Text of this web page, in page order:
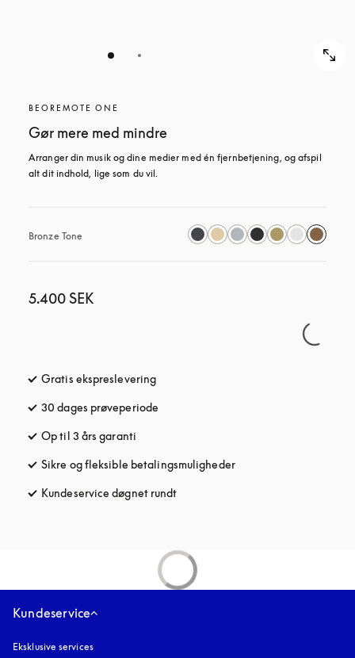
BEOREMOTE ONE
Gør mere med mindre
Arranger din musik og dine medier med én fjernbetjening, og afspil
alt dit indhold, lige som du vil.
Bronze Tone
5.400 SEK
Gratis ekspreslevering
30 dages prøveperiode
Op til 3 års garanti
Sikre og fleksible betalingsmulighederåbnes under en ny fane
Kundeservice døgnet rundt
Kundeservice
Eksklusive services